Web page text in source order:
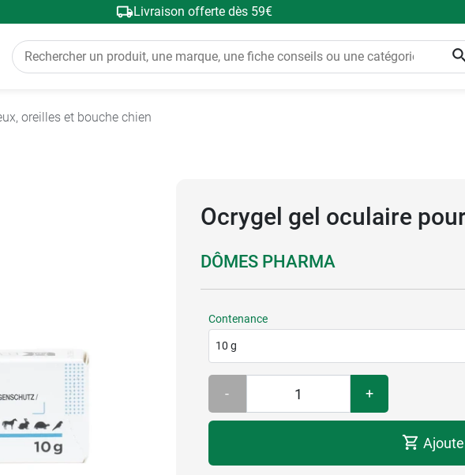
Livraison offerte dès 59€
oreilles et bouche chien
Ocrygel gel oculaire
DÔMES PHARMA
Contenance
10 g
- +